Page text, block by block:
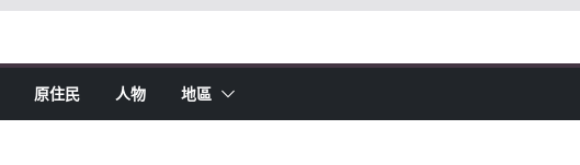
原住民 人物 地區